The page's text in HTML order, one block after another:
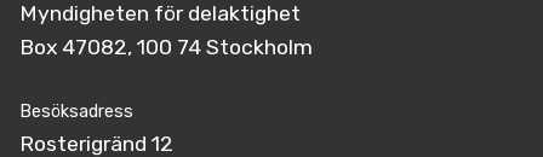
Myndigheten för delaktighet
Box 47082, 100 74 Stockholm
Besöksadress
Rosterigränd 12